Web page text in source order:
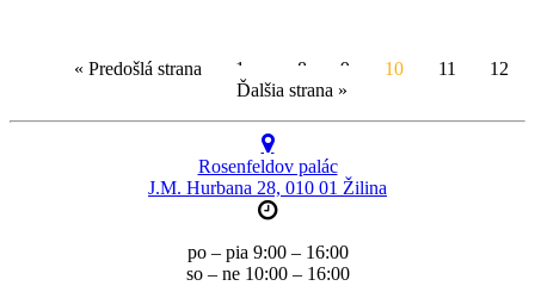
« Predošlá strana 1 8 9 10 11
12
Ďalšia strana »
Rosenfeldov palác
J.M. Hurbana 28, 010 01 Žilina
po – pia 9:00 – 16:00
so – ne 10:00 – 16:00